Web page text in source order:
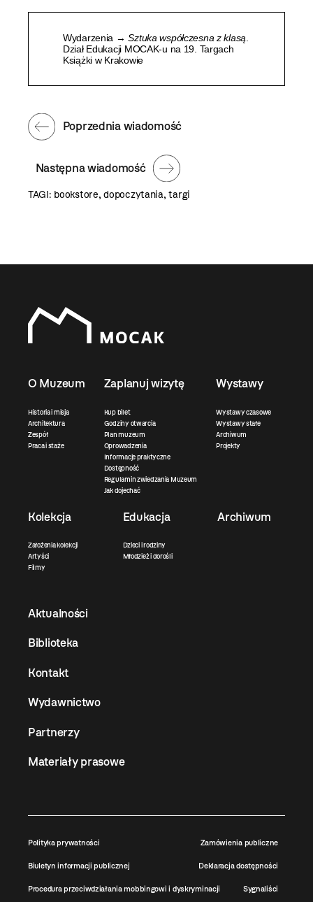
Wydarzenia →Sztuka współczesna z klasą
Dział Edukacji MOCAK-u na 19. Targach
Książki w Krakowie
Następna wiadomość
Poprzednia wiadomość
TAGI: bookstore,dopoczytania,targi
O Muzeum
Historia i misja
Architektura
Zespół
Praca i staże
Zaplanuj wizytę
Kup bilet
Godziny otwarcia
Plan muzeum
Oprowadzenia
Informacje praktyczne
Dostępność
Regulamin zwiedzania Muzeum
Jak dojechać
Wystawy
Wystawy czasowe
Wystawy stałe
Archiwum
Projekty
Kolekcja
Założenia kolekcji
Artyści
Filmy
Edukacja
Dzieci i rodziny
Młodzież i dorośli
Archiwum
Aktualności
Biblioteka
Kontakt
Wydawnictwo
Partnerzy
Materiały prasowe
Polityka prywatności Zamówienia publiczne
Biuletyn informacji publicznej Deklaracja dostępności
Procedura przeciwdziałania mobbingowi i dyskryminacji Sygnaliści